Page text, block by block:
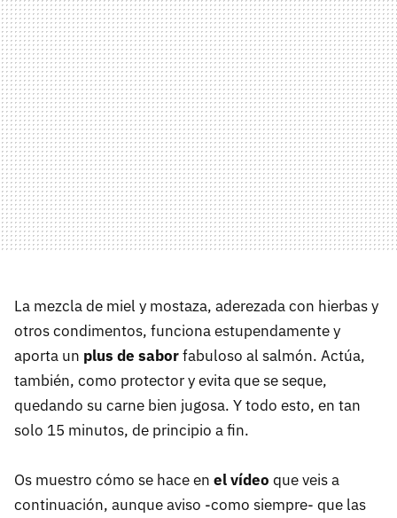
La mezcla de miel y mostaza, aderezada con hierbas y
otros condimentos, funciona estupendamente y
aporta un plus de saborfabuloso al salmón. Actúa,
también, como protector y evita que se seque,
quedando su carne bien jugosa. Y todo esto, en tan
solo 15 minutos, de principio a fin.
Os muestro cómo se hace en el vídeo que veis a
continuación, aunque aviso -como siempre- que las